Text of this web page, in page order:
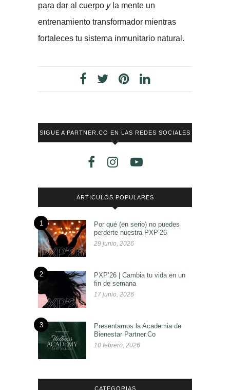
para dar al cuerpo yla mente un
entrenamiento transformador mientras
fortaleces tu sistema inmunitario natural.
SIGUE A PARTNER.CO EN LAS REDES SOCIALES
ARTICULOS POPULARES
1
Por qué (en serio) no puedes
perderte nuestra PXP’26
29 junio, 2026
2
PXP’26 | Cambia tu vida en un
fin de semana
17 junio, 2026
3
Presentamos la Academia de
Bienestar Partner.Co
10 febrero, 2026
CATEGORIAS